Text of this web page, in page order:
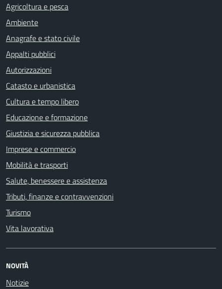
Agricoltura e pesca
Ambiente
Anagrafe e stato civile
Appalti pubblici
Autorizzazioni
Catasto e urbanistica
Cultura e tempo libero
Educazione e formazione
Giustizia e sicurezza pubblica
Imprese e commercio
Mobilità e trasporti
Salute, benessere e assistenza
Tributi, finanze e contravvenzioni
Turismo
Vita lavorativa
NOVITÀ
Notizie